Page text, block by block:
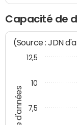
Capacité de
(Source : JDN
7,5
10
12,5